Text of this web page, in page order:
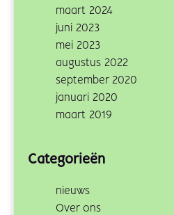
maart 2024
juni 2023
mei 2023
augustus 2022
september 2020
januari 2020
maart 2019
Categorieën
nieuws
Over ons